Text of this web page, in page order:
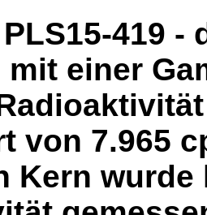
419 -
einer
von 7.965
Kern wurde